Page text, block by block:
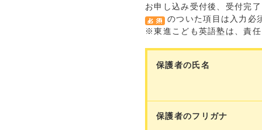
お申し込み受付後、受付完
のついた項目は入力必
※東進こども英語塾は、責
保護者の氏名
保護者のフリガナ